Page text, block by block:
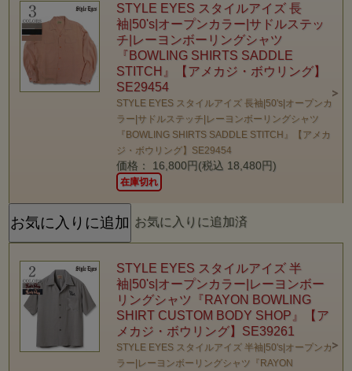
STYLE EYES スタイルアイズ 長
袖|50's|オープンカラー|サドルステッ
チ|レーヨンボーリングシャツ
『BOWLING SHIRTS SADDLE
STITCH』【アメカジ・ボウリング】
SE29454
STYLE EYES スタイルアイズ 長袖|50's|オープンカ
ラー|サドルステッチ|レーヨンボーリングシャツ
『BOWLING SHIRTS SADDLE STITCH』【アメカ
ジ・ボウリング】SE29454
価格： 16,800円(税込 18,480円)
在庫切れ
お気に入りに追加済
STYLE EYES スタイルアイズ 半
袖|50's|オープンカラー|レーヨンボー
リングシャツ『RAYON BOWLING
SHIRT CUSTOM BODY SHOP』【ア
メカジ・ボウリング】SE39261
STYLE EYES スタイルアイズ 半袖|50's|オープンカ
ラー|レーヨンボーリングシャツ『RAYON